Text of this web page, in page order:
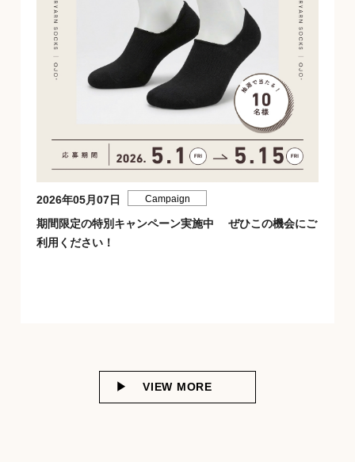
2026年05月07日 Campaign
期間限定の特別キャンペーン実施中 ぜひこの機会にご
利用ください！
VIEW MORE